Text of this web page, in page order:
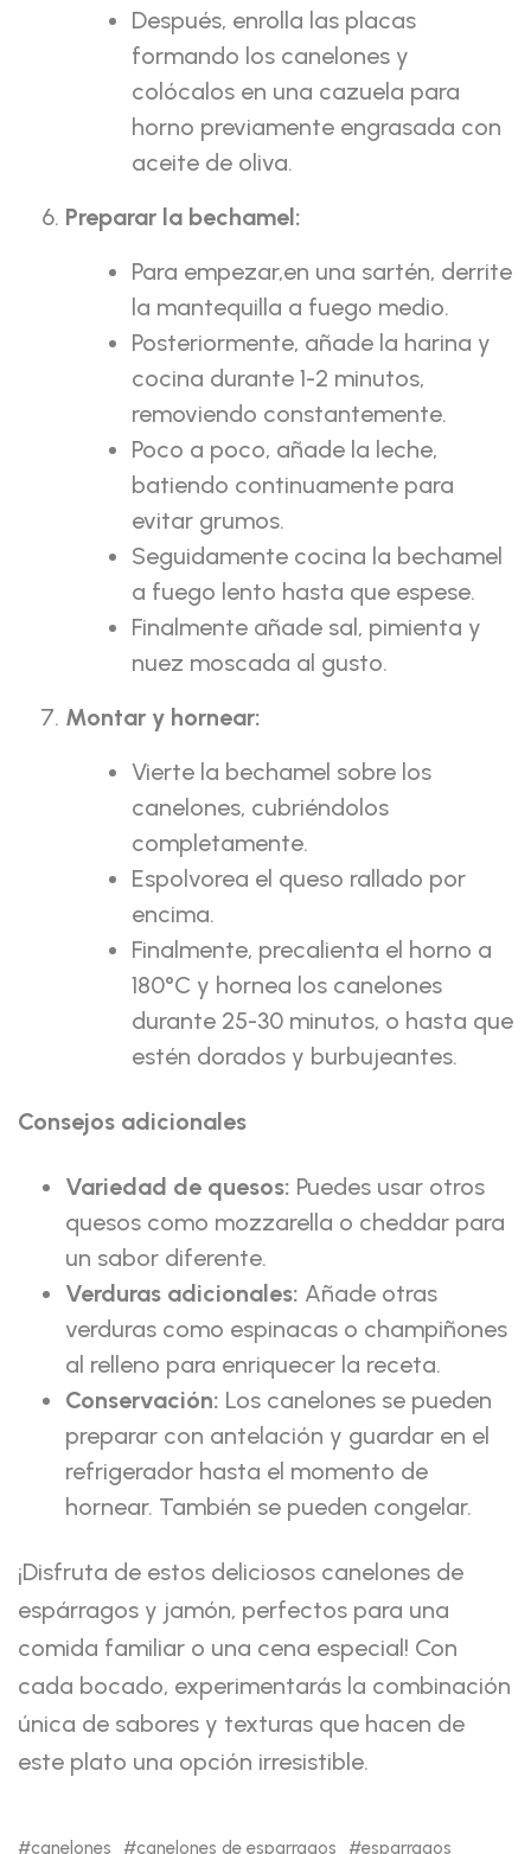
Después, enrolla las placas
formando los canelones y
colócalos en una cazuela para
horno previamente engrasada con
aceite de oliva.
Preparar la bechamel:
Para empezar,en una sartén, derrite
la mantequilla a fuego medio.
Posteriormente, añade la harina y
cocina durante 1-2 minutos,
removiendo constantemente.
Poco a poco, añade la leche,
batiendo continuamente para
evitar grumos.
Seguidamente cocina la bechamel
a fuego lento hasta que espese.
Finalmente añade sal, pimienta y
nuez moscada al gusto.
Montar y hornear:
Vierte la bechamel sobre los
canelones, cubriéndolos
completamente.
Espolvorea el queso rallado por
encima.
Finalmente, precalienta el horno a
180°C y hornea los canelones
durante 25-30 minutos, o hasta que
estén dorados y burbujeantes.
Consejos adicionales
Variedad de quesos: Puedes usar otros
quesos como mozzarella o cheddar para
un sabor diferente.
Verduras adicionales: Añade otras
verduras como espinacas o champiñones
al relleno para enriquecer la receta.
Conservación: Los canelones se pueden
preparar con antelación y guardar en el
refrigerador hasta el momento de
hornear. También se pueden congelar.
¡Disfruta de estos deliciosos canelones de
espárragos y jamón, perfectos para una
comida familiar o una cena especial! Con
cada bocado, experimentarás la combinación
única de sabores y texturas que hacen de
este plato una opción irresistible.
canelones canelones de esparragos esparragos